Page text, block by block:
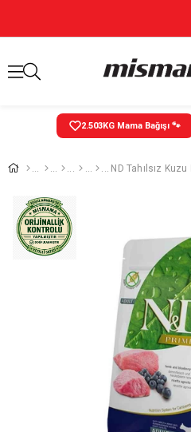
2.504KG Mama Bağışı 🐾
ND Tahılsız